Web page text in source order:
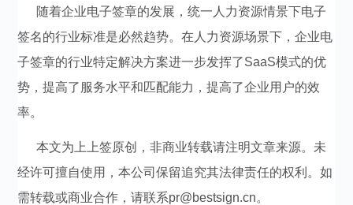
随着企业电子签章的发展，统一人力资源情景下电子
签名的行业标准是必然趋势。在人力资源场景下，企业电
子签章的行业特定解决方案进一步发挥了SaaS模式的优
势，提高了服务水平和匹配能力，提高了企业用户的效
率。
本文为上上签原创，非商业转载请注明文章来源。未
经许可擅自使用，本公司保留追究其法律责任的权利。如
需转载或商业合作，请联系pr@bestsign.cn。